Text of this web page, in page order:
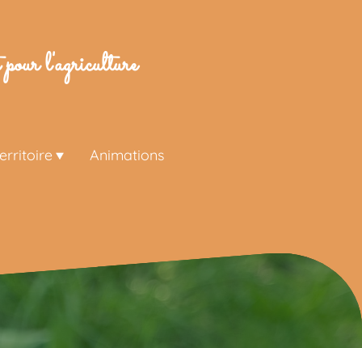
l'agriculture
Animations